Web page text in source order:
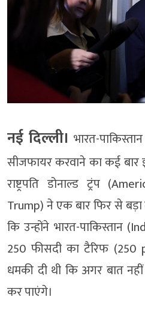
नई दिल्ली। भारत-
सीजफायर करवाने का कई
राष्ट्रपति डोनाल्ड ट्रंप
Trump) ने एक बार फिर से बड़ा
कि उन्होंने भारत-पाकिस्तान
250 फीसदी का टैरिफ
धमकी दी थी कि अगर बात
कर पाएंगे।